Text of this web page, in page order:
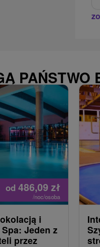
PAŃSTWO
od 486,09 zł
/noc/osoba
i
Jeden z
przez